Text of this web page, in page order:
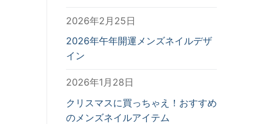
2026年2月25日
2026年午年開運メンズネイルデザ
イン
2026年1月28日
クリスマスに買っちゃえ！おすすめ
のメンズネイルアイテム